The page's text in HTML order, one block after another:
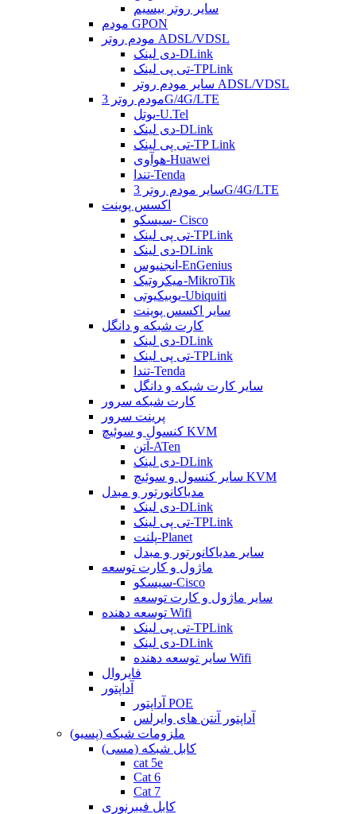
سایر روتر بیسیم
مودم GPON
مودم روتر ADSL/VDSL
دی لینک-DLink
تی پی لینک-TPLink
سایر مودم روتر ADSL/VDSL
مودم روتر 3G/4G/LTE
یوتل-U.Tel
دی لینک-DLink
تی پی لینک-TP Link
هوآوی-Huawei
تندا-Tenda
سایر مودم روتر 3G/4G/LTE
اکسس پوینت
سیسکو- Cisco
تی پی لینک-TPLink
دی لینک-DLink
انجنیوس-EnGenius
میکروتیک-MikroTik
یوبیکیوتی-Ubiquiti
سایر اکسس پوینت
کارت شبکه و دانگل
دی لینک-DLink
تی پی لینک-TPLink
تندا-Tenda
سایر کارت شبکه و دانگل
کارت شبکه سرور
پرینت سرور
کنسول و سوئیچ KVM
آتن-ATen
دی لینک-DLink
سایر کنسول و سوئیچ KVM
مدیاکانورتور و مبدل
دی لینک-DLink
تی پی لینک-TPLink
پلنت-Planet
سایر مدیاکانورتور و مبدل
ماژول و کارت توسعه
سیسکو-Cisco
سایر ماژول و کارت توسعه
توسعه دهنده Wifi
تی پی لینک-TPLink
دی لینک-DLink
سایر توسعه دهنده Wifi
فایروال
آداپتور
آداپتور POE
آداپتور آنتن های وایرلس
ملزومات شبکه (پسیو)
کابل شبکه (مسی)
cat 5e
Cat 6
Cat 7
کابل فیبرنوری